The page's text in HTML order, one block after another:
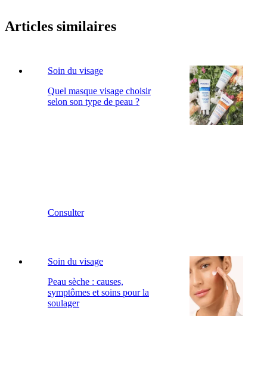
Articles similaires
Soin du visage
Quel masque visage choisir
selon son type de peau ?
Consulter
Soin du visage
Peau sèche : causes,
symptômes et soins pour la
soulager